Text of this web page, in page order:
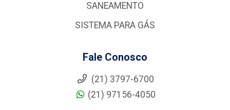
SANEAMENTO
SISTEMA PARA GÁS
Fale Conosco
(21) 3797-6700
(21) 97156-4050